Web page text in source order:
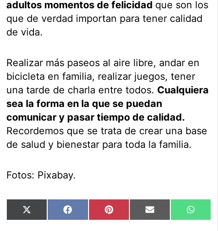
adultos momentos de felicidad que son los
que de verdad importan para tener calidad
de vida.
Realizar más paseos al aire libre, andar en
bicicleta en familia, realizar juegos, tener
una tarde de charla entre todos. Cualquiera
sea la forma en la que se puedan
comunicar y pasar tiempo de calidad.
Recordemos que se trata de crear una base
de salud y bienestar para toda la familia.
Fotos: Pixabay.
Compartir
en
X
(Twitter)
Compartir
en
Facebook Compartir
en
Pinterest Compartir
en
Email
en